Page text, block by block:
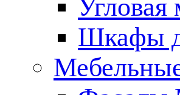
Угловая
Шкафы